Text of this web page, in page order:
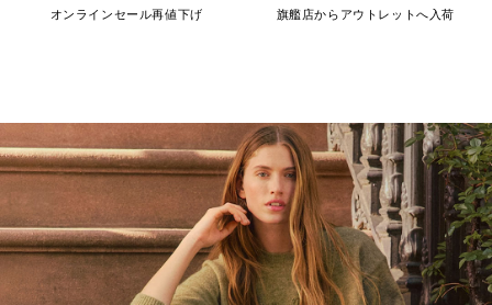
オンラインセール再値下げ 旗艦店からアウトレットへ入荷